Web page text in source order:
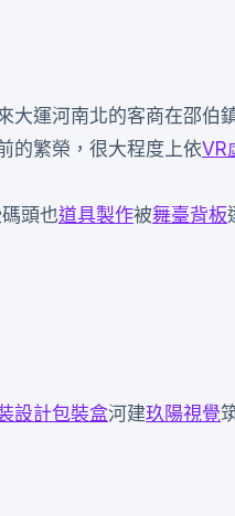
大運河南北的客商在邵伯
的繁榮，很大程度上依VR
頭也道具製作被舞臺背板
設計包裝盒河建玖陽視覺